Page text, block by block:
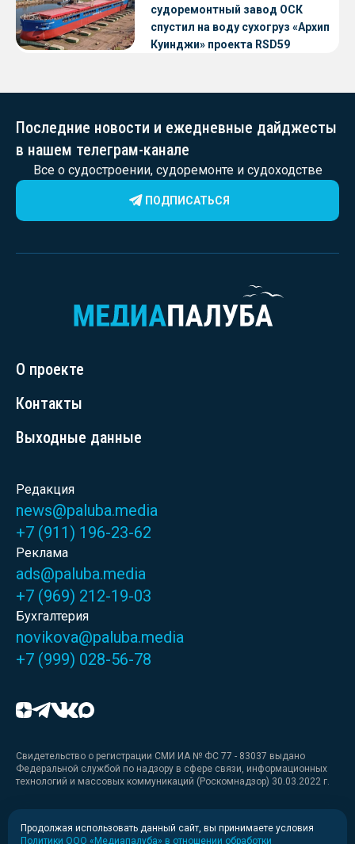
судоремонтный завод ОСК
спустил на воду сухогруз «Архип
Куинджи» проекта RSD59
Последние новости и ежедневные дайджесты
в нашем телеграм-канале
Все о судостроении, судоремонте и судоходстве
ПОДПИСАТЬСЯ
О проекте
Контакты
Выходные данные
Редакция
news@paluba.media
+7 (911) 196-23-62
Реклама
ads@paluba.media
+7 (969) 212-19-03
Бухгалтерия
novikova@paluba.media
+7 (999) 028-56-78
Свидетельство о регистрации СМИ ИА № ФС 77 - 83037 выдано
Федеральной службой по надзору в сфере связи, информационных
технологий и массовых коммуникаций (Роскомнадзор) 30.03.2022 г.
Медиакит
Продолжая использовать данный сайт, вы принимаете условия
Политики ООО «Медиапалуба» в отношении обработки